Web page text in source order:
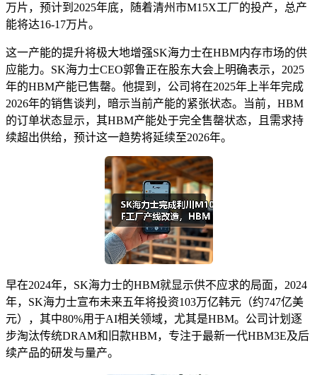
万片，预计到2025年底，随着清州市M15X工厂的投产，总产
能将达16-17万片。
这一产能的提升将极大地增强SK海力士在HBM内存市场的供
应能力。SK海力士CEO郭鲁正在股东大会上明确表示，2025
年的HBM产能已售罄。他提到，公司将在2025年上半年完成
2026年的销售谈判，暗示当前产能的紧张状态。当前，HBM
的订单状态显示，其HBM产能处于完全售罄状态，且需求持
续超出供给，预计这一趋势将延续至2026年。
早在2024年，SK海力士的HBM就显示供不应求的局面，2024
年，SK海力士宣布未来五年将投资103万亿韩元（约747亿美
元），其中80%用于AI相关领域，尤其是HBM。公司计划逐
步淘汰传统DRAM和旧款HBM，专注于最新一代HBM3E及后
续产品的研发与量产。